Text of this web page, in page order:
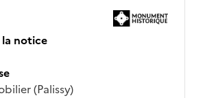
notice
(Palissy)